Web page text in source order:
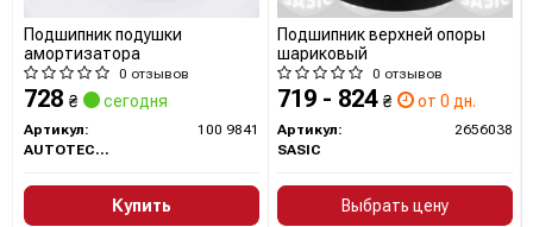
Подшипник подушки
амортизатора
0 отзывов
728 ₴ сегодня
Артикул:
100 9841
AUTOTECHTEILE
Купить
Подшипник верхней опоры
шариковый
0 отзывов
719 - 824 ₴ от 0 дн.
Артикул:
2656038
SASIC
Выбрать цену